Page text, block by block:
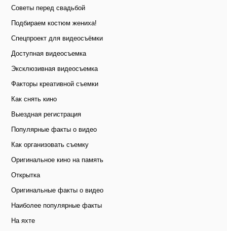
Советы перед свадьбой
Подбираем костюм жениха!
Спецпроект для видеосъёмки
Доступная видеосъемка
Эксклюзивная видеосъемка
Факторы креативной съемки
Как снять кино
Выездная регистрация
Популярные факты о видео
Как организовать съемку
Оригинальное кино на память
Открытка
Оригинальные факты о видео
Наиболее популярные факты
На яхте